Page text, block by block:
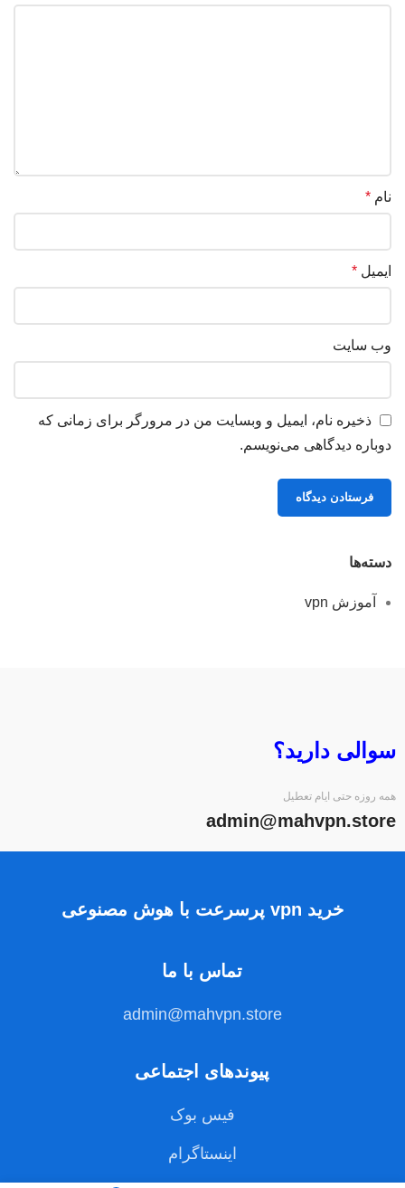
نام *
ایمیل *
وب‌ سایت
ذخیره نام، ایمیل و وبسایت من در مرورگر برای زمانی که
دوباره دیدگاهی می‌نویسم.
دسته‌ها
آموزش vpn
سوالی دارید؟
همه روزه حتی ایام تعطیل
admin@mahvpn.store
خرید vpn پرسرعت با هوش مصنوعی
تماس با ما
admin@mahvpn.store
پیوندهای اجتماعی
فیس بوک
اینستاگرام